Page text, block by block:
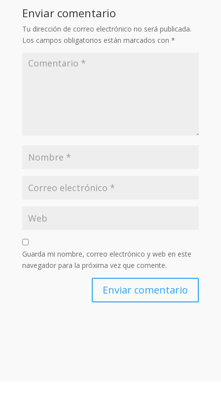
Enviar comentario
Tu dirección de correo electrónico no será publicada.
Los campos obligatorios están marcados con *
Guarda mi nombre, correo electrónico y web en este
navegador para la próxima vez que comente.
Enviar comentario